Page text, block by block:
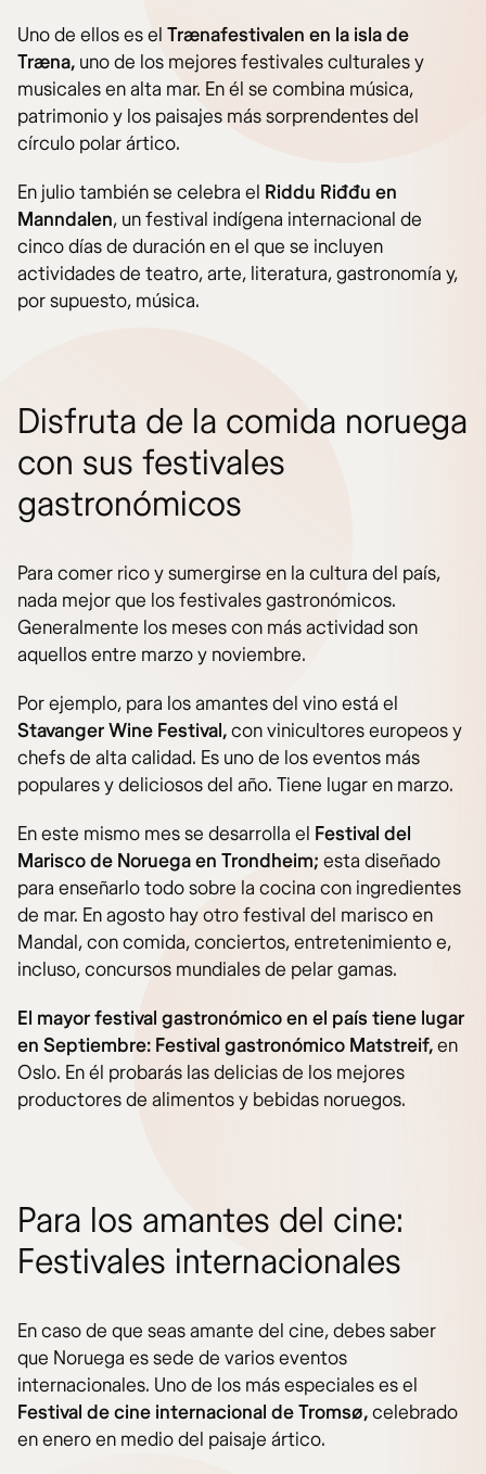
Uno de ellos es el Trænafestivalen en la isla de
Træna, uno de los mejores festivales culturales y
musicales en alta mar. En él se combina música,
patrimonio y los paisajes más sorprendentes del
círculo polar ártico.
En julio también se celebra el Riddu Riđđu en
Manndalen, un festival indígena internacional de
cinco días de duración en el que se incluyen
actividades de teatro, arte, literatura, gastronomía y,
por supuesto, música.
Disfruta de la comida noruega
con sus festivales
gastronómicos
Para comer rico y sumergirse en la cultura del país,
nada mejor que los festivales gastronómicos.
Generalmente los meses con más actividad son
aquellos entre marzo y noviembre.
Por ejemplo, para los amantes del vino está el
Stavanger Wine Festival,con vinicultores europeos y
chefs de alta calidad. Es uno de los eventos más
populares y deliciosos del año. Tiene lugar en marzo.
En este mismo mes se desarrolla el Festival del
Marisco de Noruega en Trondheim; esta diseñado
para enseñarlo todo sobre la cocina con ingredientes
de mar. En agosto hay otro festival del marisco en
Mandal, con comida, conciertos, entretenimiento e,
incluso, concursos mundiales de pelar gamas.
El mayor festival gastronómico en el país tiene lugar
en Septiembre: Festival gastronómico Matstreif,en
Oslo. En él probarás las delicias de los mejores
productores de alimentos y bebidas noruegos.
Para los amantes del cine:
Festivales internacionales
En caso de que seas amante del cine, debes saber
que Noruega es sede de varios eventos
internacionales. Uno de los más especiales es el
Festival de cine internacional de Tromsø,celebrado
en enero en medio del paisaje ártico.